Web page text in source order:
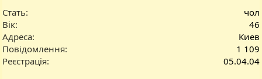
Стать
чол
Вік
46
Адреса
Киев
Повідомлення
1 109
Реєстрація
05.04.04